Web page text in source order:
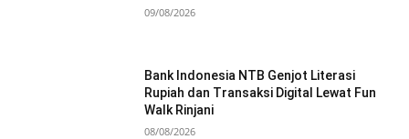
09/08/2026
Bank Indonesia NTB Genjot Literasi
Rupiah dan Transaksi Digital Lewat Fun
Walk Rinjani
08/08/2026